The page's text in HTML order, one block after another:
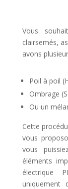
Vous
clairsemés,
avons
Poil à poil
Ombrage
Ou un
Cette
vous
vous
éléments
électrique
uniquement